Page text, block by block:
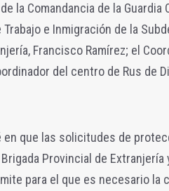
la Comandancia de la Guardia
e Inmigración de la
Francisco Ramírez; el
del centro de Rus de
en que las solicitudes de
Provincial de Extranjería
para el que es necesario la